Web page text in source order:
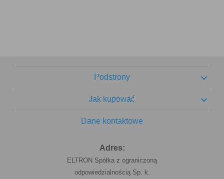
Podstrony
Jak kupować
Dane kontaktowe
Adres:
ELTRON Spółka z ograniczoną
odpowiedzialnością Sp. k.